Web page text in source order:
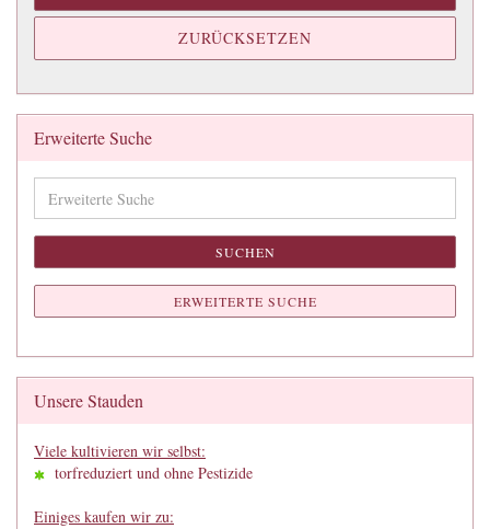
ZURÜCKSETZEN
Erweiterte Suche
Suche
SUCHEN
ERWEITERTE SUCHE
Unsere Stauden
Viele kultivieren wir selbst:
torfreduziert und ohne Pestizide
Einiges kaufen wir zu: